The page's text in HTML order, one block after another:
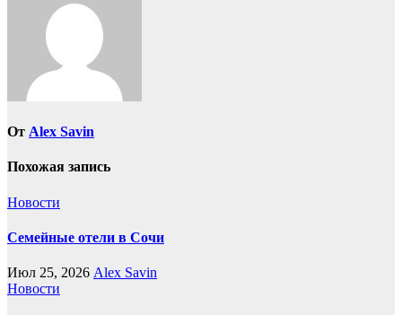
От Alex Savin
Похожая запись
Новости
Семейные отели в Сочи
Июл 25, 2026 Alex Savin
Новости